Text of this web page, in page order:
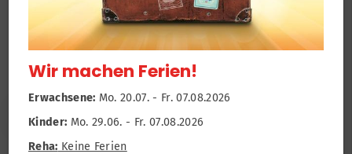
Wir machen Ferien!
Erwachsene: Mo. 20.07. - Fr. 07.08.2026
Kinder: Mo. 29.06. - Fr. 07.08.2026
Reha: Keine Ferien